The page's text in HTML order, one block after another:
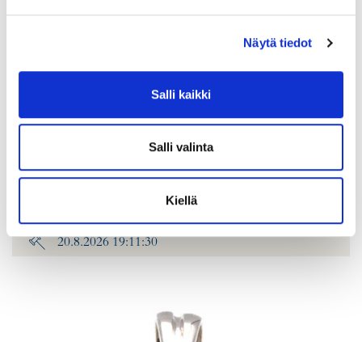
Näytä tiedot
Salli kaikki
Salli valinta
Kiellä
Timanttisormus 2xn.0.40ct 1xn.0.80ct, koko 20¼, leveys 6-
15mm, 750br kelta-, valko- ja punakultaa, Paino: 11 g
Lähtöhinta:2 200 €
20.8.2026 19:11:30